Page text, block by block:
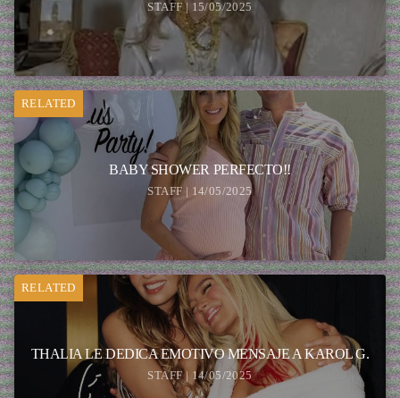
STAFF | 15/05/2025
RELATED
BABY SHOWER PERFECTO!!
STAFF | 14/05/2025
RELATED
THALIA LE DEDICA EMOTIVO MENSAJE A KAROL G.
STAFF | 14/05/2025